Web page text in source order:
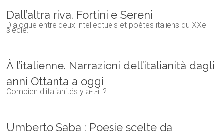
Dall’altra riva. Fortini e Sereni
Dialogue entre deux intellectuels et poètes italiens du XXe
siècle.
À l’italienne. Narrazioni dell’italianità dagli
anni Ottanta a oggi
Combien d'italianités y a-t-il ?
Umberto Saba : Poesie scelte da